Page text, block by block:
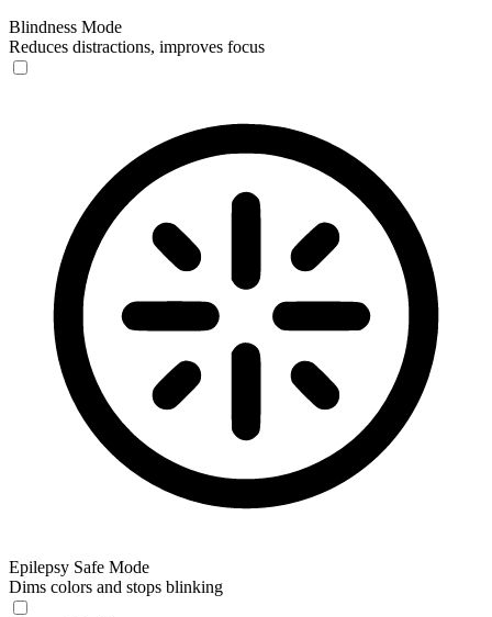
Blindness Mode
Reduces distractions, improves focus
Epilepsy Safe Mode
Dims colors and stops blinking